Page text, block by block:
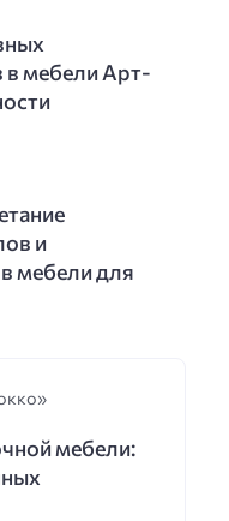
в мебели Арт-
и
мебели для
мебели: